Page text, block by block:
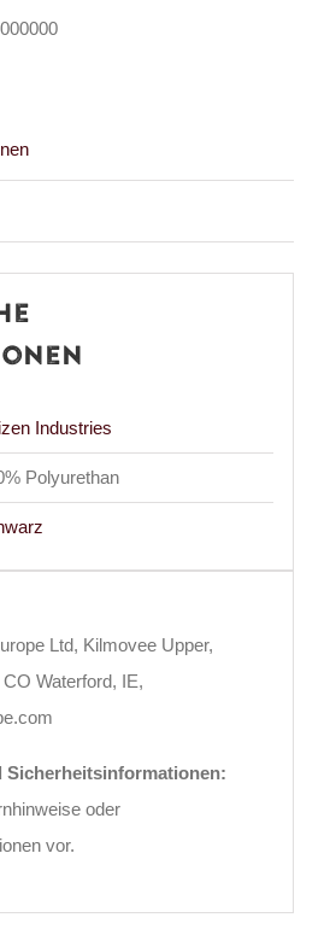
Industries
Polyurethan
Ltd, Kilmovee Upper,
Waterford, IE,
Sicherheitsinformationen:
oder
vor.